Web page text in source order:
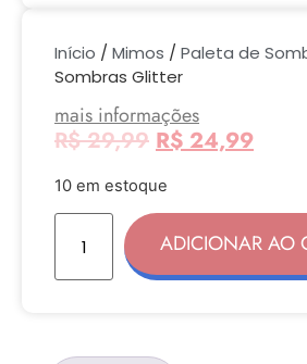
Início / Mimos / Paleta de
Sombras Glitter
mais informações
R$29,99 R$24,99
10 em estoque
ADICIONAR AO